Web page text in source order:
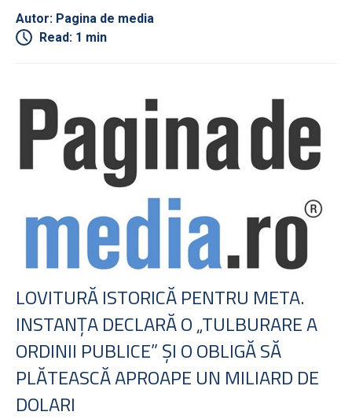
Autor: Pagina de media
Read: 1 min
LOVITURĂ ISTORICĂ PENTRU META.
INSTANŢA DECLARĂ O „TULBURARE A
ORDINII PUBLICE” ŞI O OBLIGĂ SĂ
PLĂTEASCĂ APROAPE UN MILIARD DE
DOLARI